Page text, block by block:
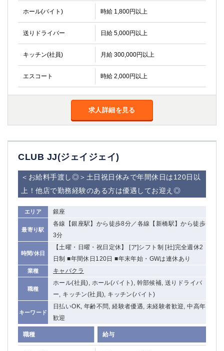
ホール(バイト) 時給 1,800円以上
送りドライバー 日給 5,000円以上
キッチン(社員) 月給 300,000円以上
エスコート 時給 2,000円以上
求人詳細を見る
CLUB JJ(ジェイジェイ)
＜お給料手渡し◎＞土日祝日休みで年間休日は120日以
上！他店で勤務経験のある方は優遇してお迎え◎
エリア 銀座
最寄り駅
各線【銀座駅】から徒歩8分／各線【新橋駅】から徒歩
3分
時間/休日
【土曜・日曜・祝日定休】 [ア]シフト制 [社]完全週休2
日制 ■年間休日120日 ■年末年始・GWは連休あり
業種 キャバクラ
職種
ホール(社員), ホール(バイト), 幹部候補, 送りドライバ
ー, キッチン(社員), キッチン(バイト)
キーワード
日払いOK, 年齢不問, 経験者優遇, 未経験者歓迎, 中高年
歓迎
職種 給与
①東武練馬 ②成増・板橋 ③大山 ②池袋
池袋東口
金町
大井町
大泉学園
下赤塚
竹ノ塚
三鷹
亀戸
水道橋
祖師ヶ谷大蔵
小岩
久米川
西麻布
神奈川県
関内
横浜
川崎
溝の口
藤沢
武蔵小杉
橋本
関内・馬車道・日ノ出町 武蔵新城
元住吉
茅ヶ崎
戸塚
大船
相模原
厚木
桜木町
埼玉県